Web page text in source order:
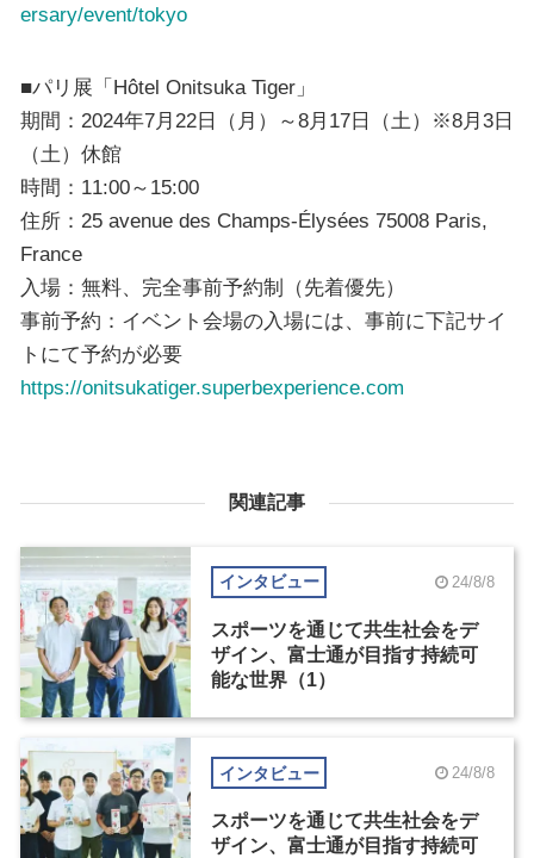
ersary/event/tokyo
■パリ展「Hôtel Onitsuka Tiger」
期間：2024年7月22日（月）～8月17日（土）※8月3日
（土）休館
時間：11:00～15:00
住所：25 avenue des Champs-Élysées 75008 Paris,
France
入場：無料、完全事前予約制（先着優先）
事前予約：イベント会場の入場には、事前に下記サイ
トにて予約が必要
https://onitsukatiger.superbexperience.com
関連記事
インタビュー 24/8/8
スポーツを通じて共生社会をデ
ザイン、富士通が目指す持続可
能な世界（1）
インタビュー 24/8/8
スポーツを通じて共生社会をデ
ザイン、富士通が目指す持続可